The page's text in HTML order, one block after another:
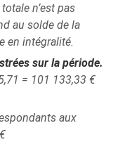
n’est pas
au solde de la
en intégralité.
sur la période.
= 101 133,33 €
aux